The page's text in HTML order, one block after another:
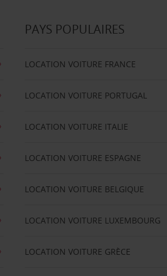
PAYS POPULAIRES
LOCATION VOITURE FRANCE
LOCATION VOITURE PORTUGAL
LOCATION VOITURE ITALIE
LOCATION VOITURE ESPAGNE
LOCATION VOITURE BELGIQUE
LOCATION VOITURE LUXEMBOURG
LOCATION VOITURE GRÈCE